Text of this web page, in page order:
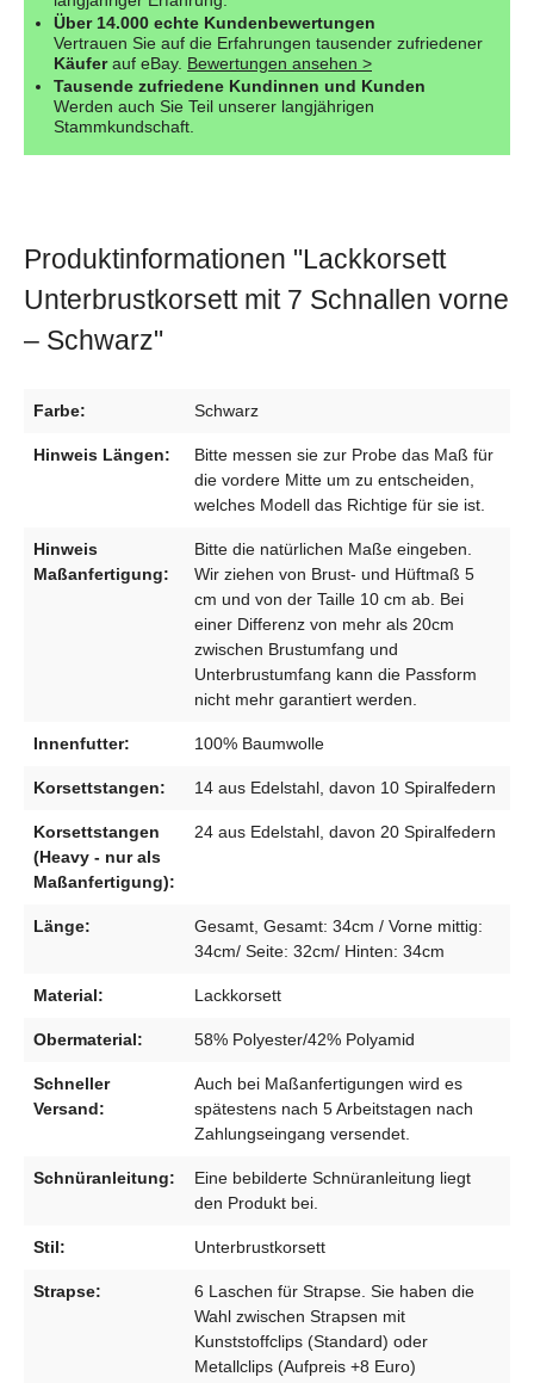
Über 14.000 echte Kundenbewertungen
Vertrauen Sie auf die Erfahrungen tausender zufriedener
Käuferauf eBay. Bewertungen ansehen >
Tausende zufriedene Kundinnen und Kunden
Werden auch Sie Teil unserer langjährigen
Stammkundschaft.
Produktinformationen "Lackkorsett
Unterbrustkorsett mit 7 Schnallen vorne
– Schwarz"
Farbe: Schwarz
Hinweis Längen:
Bitte messen sie zur Probe das Maß für
die vordere Mitte um zu entscheiden,
welches Modell das Richtige für sie ist.
Hinweis
Maßanfertigung:
Bitte die natürlichen Maße eingeben.
Wir ziehen von Brust- und Hüftmaß 5
cm und von der Taille 10 cm ab. Bei
einer Differenz von mehr als 20cm
zwischen Brustumfang und
Unterbrustumfang kann die Passform
nicht mehr garantiert werden.
Innenfutter: 100% Baumwolle
Korsettstangen: 14 aus Edelstahl, davon 10 Spiralfedern
Korsettstangen
(Heavy - nur als
Maßanfertigung):
24 aus Edelstahl, davon 20 Spiralfedern
Länge:
Gesamt, Gesamt: 34cm / Vorne mittig:
34cm/ Seite: 32cm/ Hinten: 34cm
Material: Lackkorsett
Obermaterial: 58% Polyester/42% Polyamid
Schneller
Versand:
Auch bei Maßanfertigungen wird es
spätestens nach 5 Arbeitstagen nach
Zahlungseingang versendet.
Schnüranleitung:
Eine bebilderte Schnüranleitung liegt
den Produkt bei.
Stil: Unterbrustkorsett
Strapse:
6 Laschen für Strapse. Sie haben die
Wahl zwischen Strapsen mit
Kunststoffclips (Standard) oder
Metallclips (Aufpreis +8 Euro)